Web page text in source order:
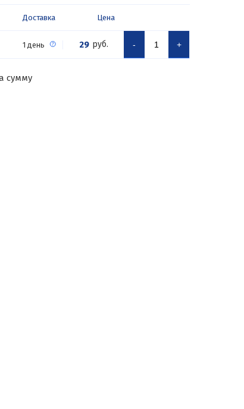
Доставка Цена
1 день 29 руб. - +
сумму